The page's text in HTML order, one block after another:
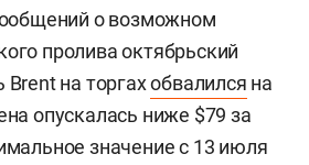
о возможном
пролива октябрьский
на торгахобвалился на
опускалась ниже $79 за
значение с 13 июля